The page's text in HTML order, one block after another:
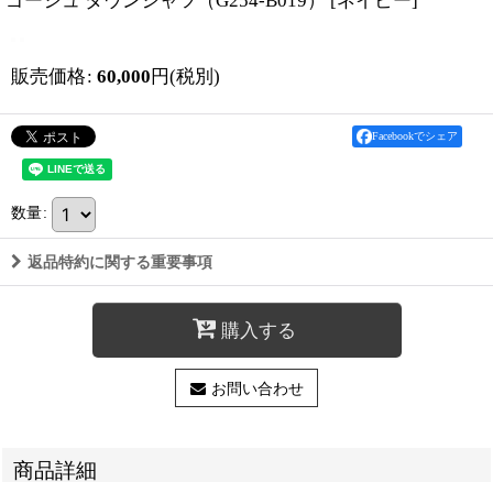
販売価格: 60,000 円(税別)
Facebookでシェア
数量:
返品特約に関する重要事項
購入する
お問い合わせ
商品詳細